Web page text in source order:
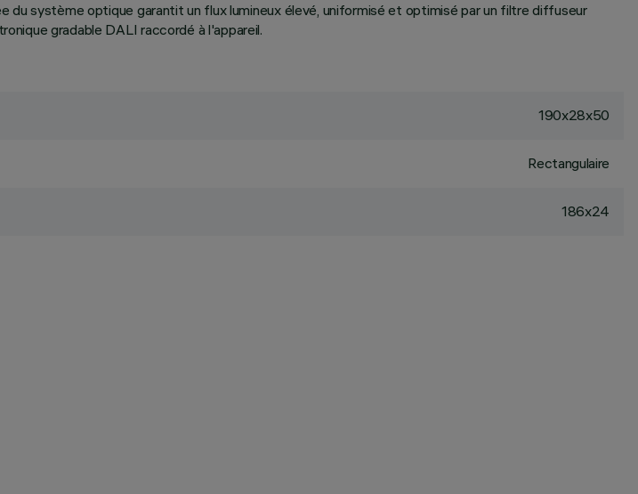
système optique garantit un flux lumineux élevé, uniformisé et optimisé par un filtre diffuseur
gradable DALI raccordé à l'appareil.
190x28x50
Rectangulaire
186x24